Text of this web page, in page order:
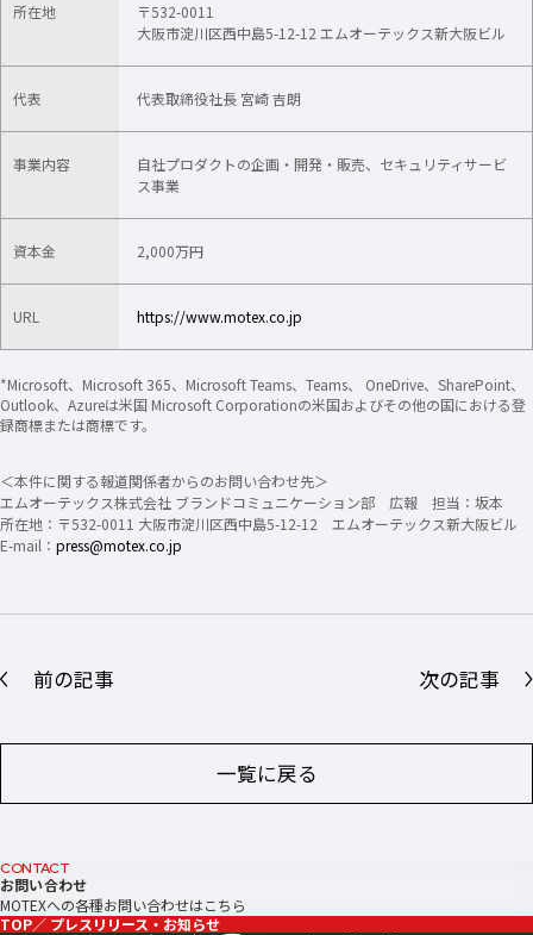
所在地
〒532-0011
大阪市淀川区西中島5-12-12 エムオーテックス新大阪ビル
代表 代表取締役社長 宮崎 吉朗
事業内容
自社プロダクトの企画・開発・販売​、セキュリティサービ
ス事業
資本金 2,000万円
URL https://www.motex.co.jp
*Microsoft、Microsoft 365、Microsoft Teams、Teams、 OneDrive、SharePoint、
Outlook、Azureは米国 Microsoft Corporationの米国およびその他の国における登
録商標または商標です。
＜本件に関する報道関係者からのお問い合わせ先＞
エムオーテックス株式会社 ブランドコミュニケーション部 広報 担当：坂本
所在地：〒532-0011 大阪市淀川区西中島5-12-12 エムオーテックス新大阪ビル
E-mail： press@motex.co.jp
前の記事
一覧に戻る
次の記事
CONTACT
お問い合わせ
MOTEXへの各種お問い合わせはこちら
TOP
プレスリリース・お知らせ